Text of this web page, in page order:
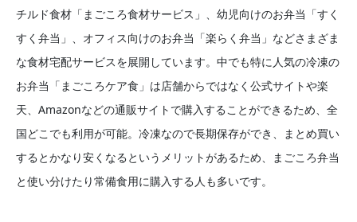
チルド食材「まごころ食材サービス」、幼児向けのお弁当「すく
すく弁当」、オフィス向けのお弁当「楽らく弁当」などさまざま
な食材宅配サービスを展開しています。中でも特に人気の冷凍の
お弁当「まごころケア食」は店舗からではなく公式サイトや楽
天、Amazonなどの通販サイトで購入することができるため、全
国どこでも利用が可能。冷凍なので長期保存ができ、まとめ買い
するとかなり安くなるというメリットがあるため、まごころ弁当
と使い分けたり常備食用に購入する人も多いです。